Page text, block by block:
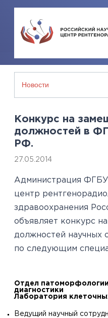
Конкурс на
должностей в
РФ.
27.05.2014
Администрация ФГБУ
центр
здравоохранения
объявляет конкурс
должностей научных
по следующим
Отдел
диагностики
Лаборатория
Ведущий научный